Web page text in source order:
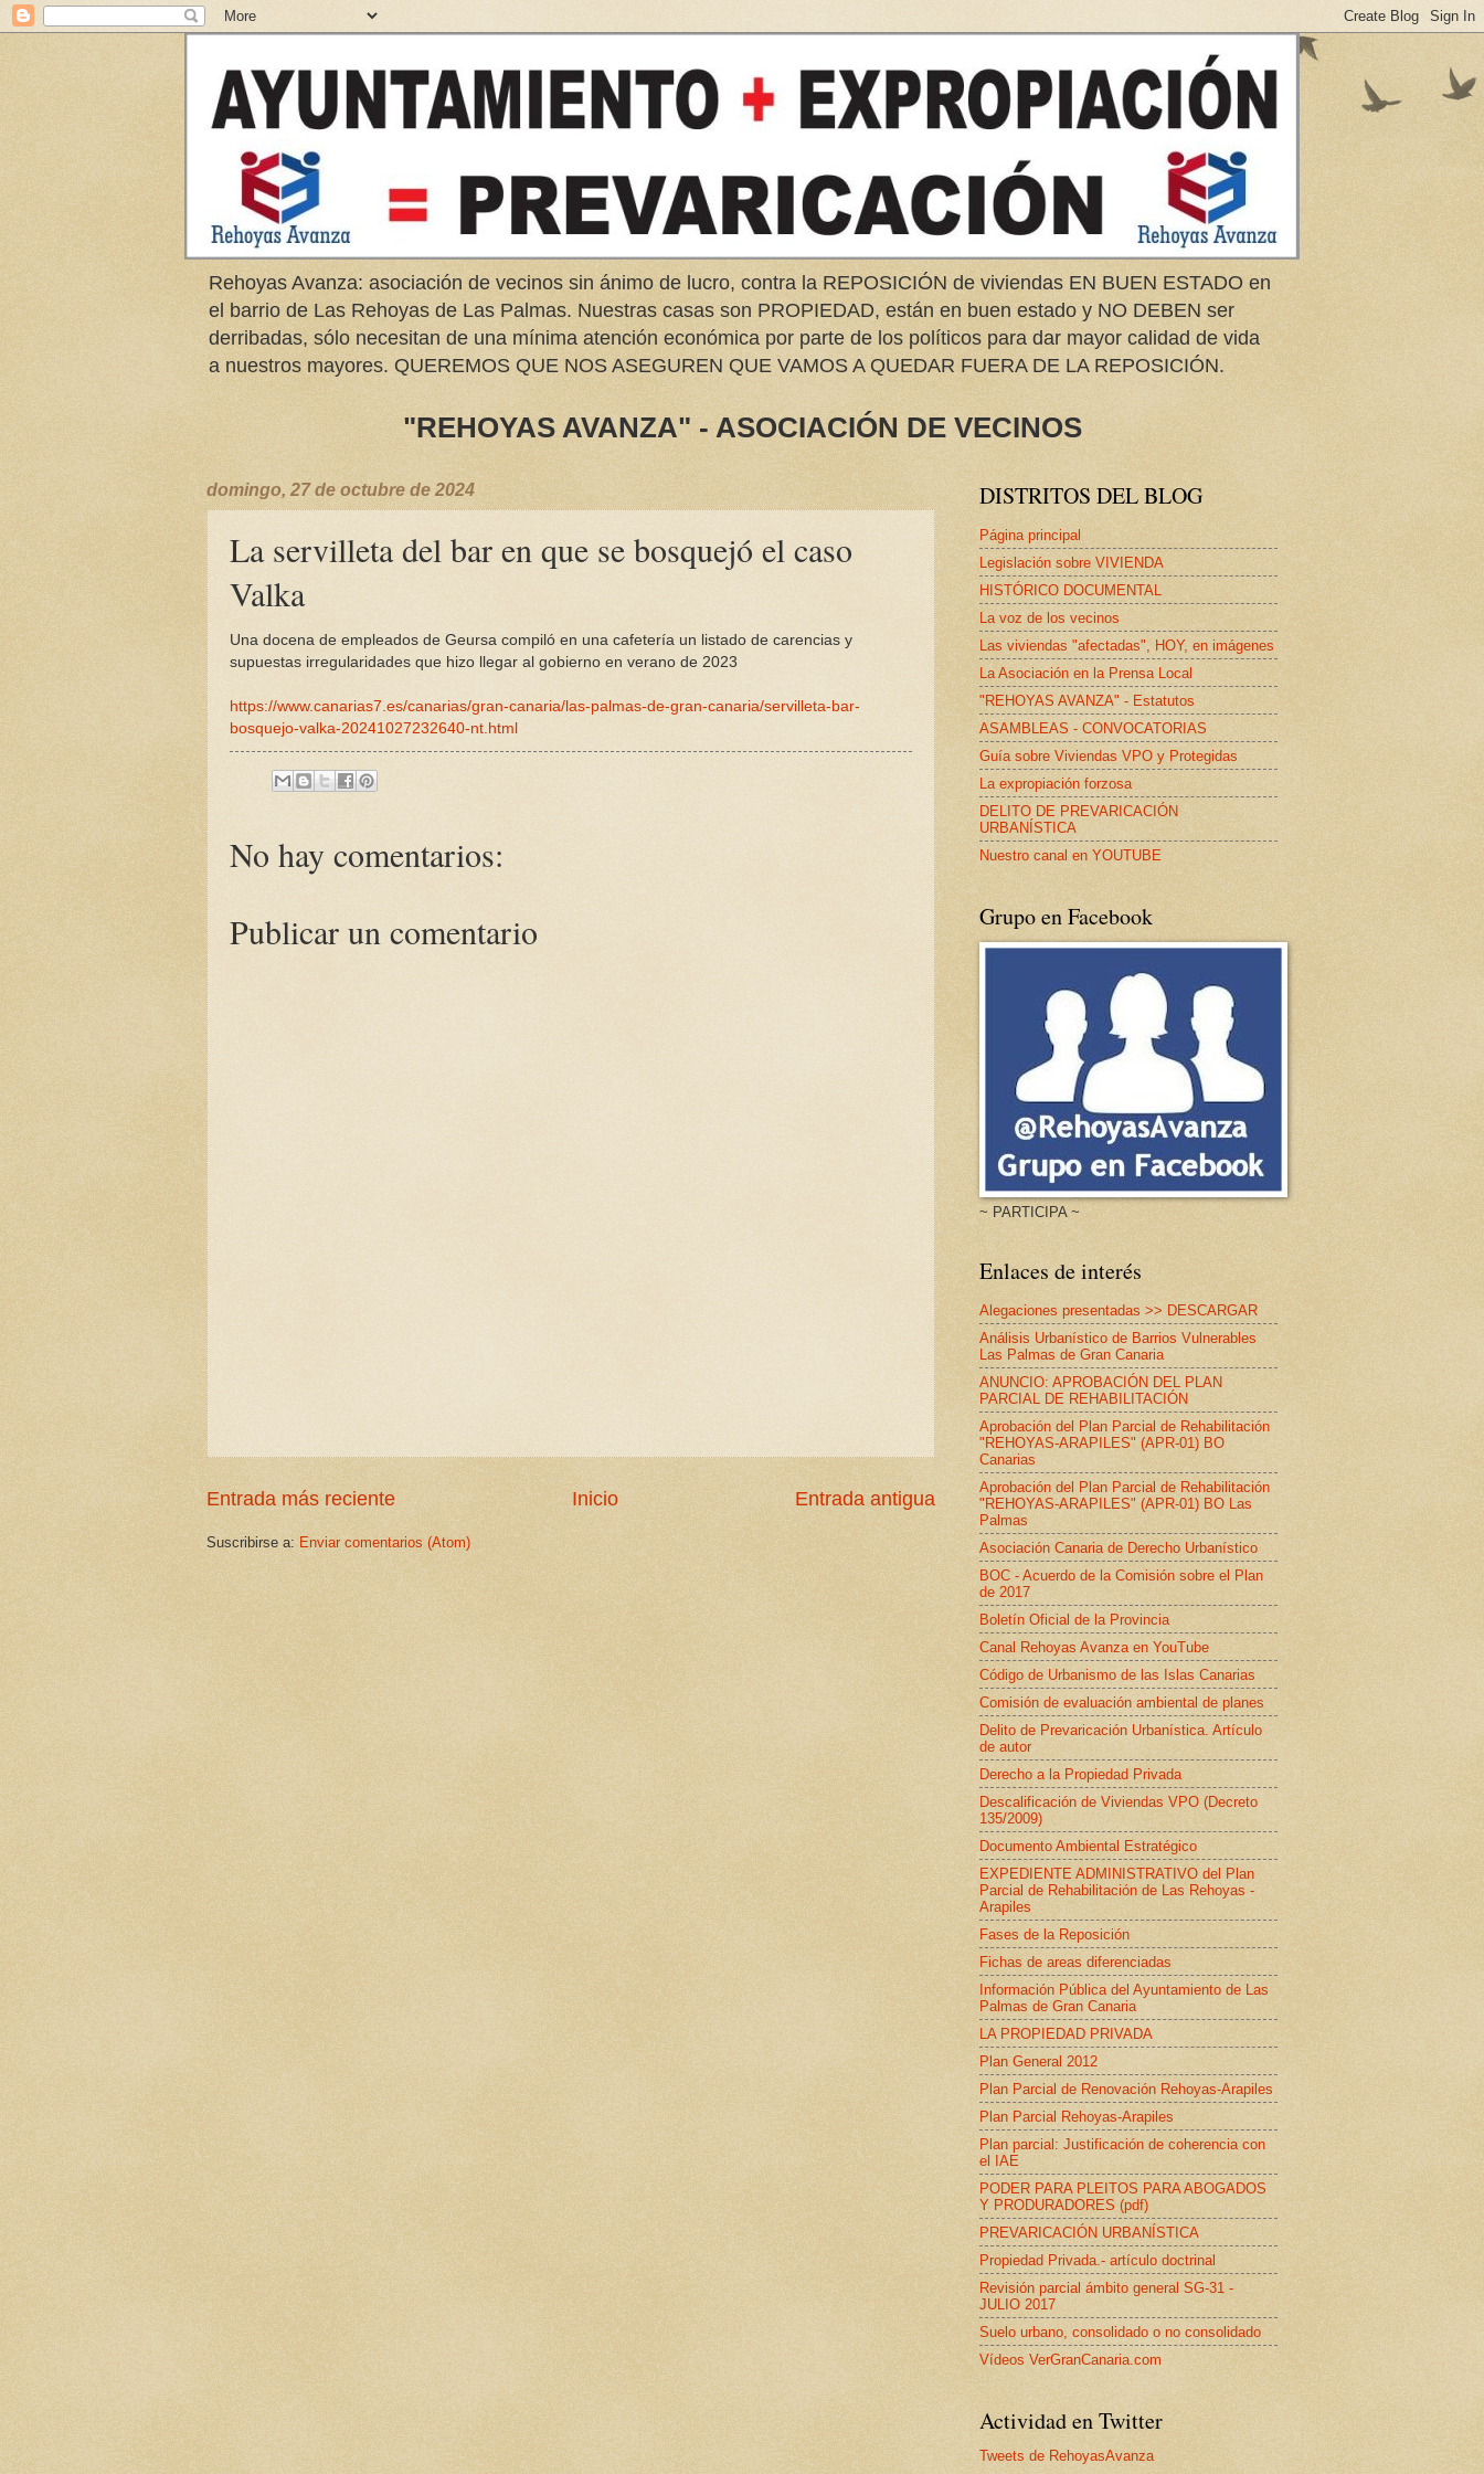
Rehoyas Avanza: asociación de vecinos sin ánimo de lucro, contra la REPOSICIÓN de viviendas EN BUEN ESTADO en
el barrio de Las Rehoyas de Las Palmas. Nuestras casas son PROPIEDAD, están en buen estado y NO DEBEN ser
derribadas, sólo necesitan de una mínima atención económica por parte de los políticos para dar mayor calidad de vida
a nuestros mayores. QUEREMOS QUE NOS ASEGUREN QUE VAMOS A QUEDAR FUERA DE LA REPOSICIÓN.
"REHOYAS AVANZA" - ASOCIACIÓN DE VECINOS
domingo, 27 de octubre de 2024
La servilleta del bar en que se bosquejó el caso
Valka
Una docena de empleados de Geursa compiló en una cafetería un listado de carencias y
supuestas irregularidades que hizo llegar al gobierno en verano de 2023
https://www.canarias7.es/canarias/gran-canaria/las-palmas-de-gran-canaria/servilleta-bar-
bosquejo-valka-20241027232640-nt.html
No hay comentarios:
Publicar un comentario
Entrada más reciente Entrada antigua
Inicio
Suscribirse a: Enviar comentarios (Atom)
DISTRITOS DEL BLOG
Página principal
Legislación sobre VIVIENDA
HISTÓRICO DOCUMENTAL
La voz de los vecinos
Las viviendas "afectadas", HOY, en imágenes
La Asociación en la Prensa Local
"REHOYAS AVANZA" - Estatutos
ASAMBLEAS - CONVOCATORIAS
Guía sobre Viviendas VPO y Protegidas
La expropiación forzosa
DELITO DE PREVARICACIÓN
URBANÍSTICA
Nuestro canal en YOUTUBE
Grupo en Facebook
~ PARTICIPA ~
Enlaces de interés
Alegaciones presentadas >> DESCARGAR
Análisis Urbanístico de Barrios Vulnerables
Las Palmas de Gran Canaria
ANUNCIO: APROBACIÓN DEL PLAN
PARCIAL DE REHABILITACIÓN
Aprobación del Plan Parcial de Rehabilitación
"REHOYAS-ARAPILES" (APR-01) BO
Canarias
Aprobación del Plan Parcial de Rehabilitación
"REHOYAS-ARAPILES" (APR-01) BO Las
Palmas
Asociación Canaria de Derecho Urbanístico
BOC - Acuerdo de la Comisión sobre el Plan
de 2017
Boletín Oficial de la Provincia
Canal Rehoyas Avanza en YouTube
Código de Urbanismo de las Islas Canarias
Comisión de evaluación ambiental de planes
Delito de Prevaricación Urbanística. Artículo
de autor
Derecho a la Propiedad Privada
Descalificación de Viviendas VPO (Decreto
135/2009)
Documento Ambiental Estratégico
EXPEDIENTE ADMINISTRATIVO del Plan
Parcial de Rehabilitación de Las Rehoyas -
Arapiles
Fases de la Reposición
Fichas de areas diferenciadas
Información Pública del Ayuntamiento de Las
Palmas de Gran Canaria
LA PROPIEDAD PRIVADA
Plan General 2012
Plan Parcial de Renovación Rehoyas-Arapiles
Plan Parcial Rehoyas-Arapiles
Plan parcial: Justificación de coherencia con
el IAE
PODER PARA PLEITOS PARA ABOGADOS
Y PRODURADORES (pdf)
PREVARICACIÓN URBANÍSTICA
Propiedad Privada.- artículo doctrinal
Revisión parcial ámbito general SG-31 -
JULIO 2017
Suelo urbano, consolidado o no consolidado
Vídeos VerGranCanaria.com
Actividad en Twitter
Tweets de RehoyasAvanza